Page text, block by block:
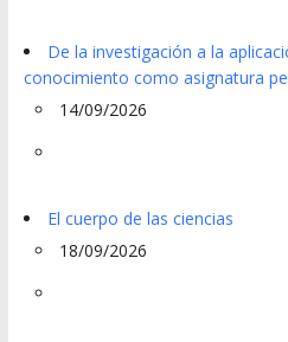
De la investigación a la
conocimiento como asignatura
14/09/2026
El cuerpo de las ciencias
18/09/2026